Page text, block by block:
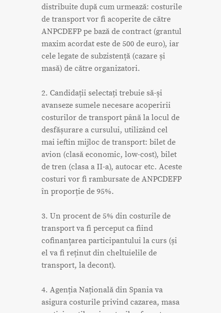
distribuite după cum urmează: costurile
de transport vor fi acoperite de către
ANPCDEFP pe bază de contract (grantul
maxim acordat este de 500 de euro), iar
cele legate de subzistență (cazare și
masă) de către organizatori.
2. Candidații selectați trebuie să-și
avanseze sumele necesare acoperirii
costurilor de transport până la locul de
desfășurare a cursului, utilizând cel
mai ieftin mijloc de transport: bilet de
avion (clasă economic, low-cost), bilet
de tren (clasa a II-a), autocar etc. Aceste
costuri vor fi rambursate de ANPCDEFP
în proporție de 95%.
3. Un procent de 5% din costurile de
transport va fi perceput ca fiind
cofinanţarea participantului la curs (și
el va fi reținut din cheltuielile de
transport, la decont).
4. Agenția Națională din Spania va
asigura costurile privind cazarea, masa